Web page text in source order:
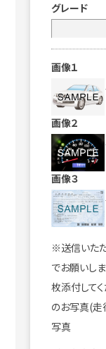
グレード
画像１
画像２
画像３
※送信いた
でお願いし
枚添付して
のお写真(
写真